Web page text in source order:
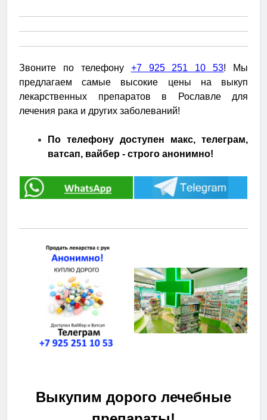
Звоните по телефону +7 925 251 10 53! Мы
предлагаем самые высокие цены на выкуп
лекарственных препаратов в Рославле для
лечения рака и других заболеваний!
По телефону доступен макс, телеграм,
ватсап, вайбер - строго анонимно!
Выкупим дорого лечебные